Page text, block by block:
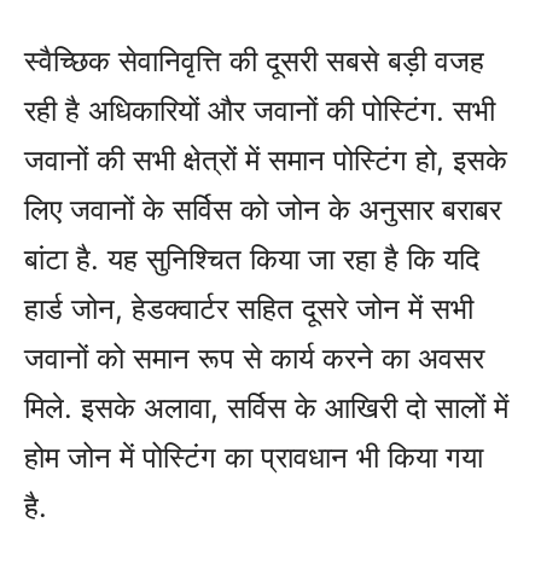
स्वैच्छिक सेवानिवृत्ति की दूसरी सबसे बड़ी वजह
रही है अधिकारियों और जवानों की पोस्टिंग. सभी
जवानों की सभी क्षेत्रों में समान पोस्टिंग हो, इसके
लिए जवानों के सर्विस को जोन के अनुसार बराबर
बांटा है. यह सुनिश्‍चित किया जा रहा है कि यदि
हार्ड जोन, हेडक्‍वार्टर सहित दूसरे जोन में सभी
जवानों को समान रूप से कार्य करने का अवसर
मिले. इसके अलावा, सर्विस के आखिरी दो सालों में
होम जोन में पोस्टिंग का प्रावधान भी किया गया
है.